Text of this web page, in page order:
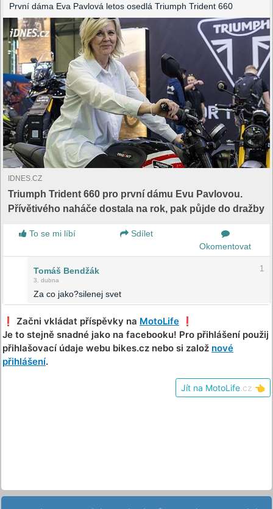
První dáma Eva Pavlová letos osedlá Triumph Trident 660
IDNES.CZ
Triumph Trident 660 pro první dámu Evu Pavlovou.
Přívětivého naháče dostala na rok, pak půjde do dražby
To se mi líbí
Sdílet
Okomentovat
Tomáš Bendžák
3. dubna
1
Za co jako?silenej svet
❗️ Začni vkládat příspěvky na MotoLife ❗️
Je to stejně snadné jako na facebooku! Pro přihlášení použij
přihlašovací údaje webu bikes.cz nebo si založ nové
přihlášení.
Jít na MotoLife .cz 👈